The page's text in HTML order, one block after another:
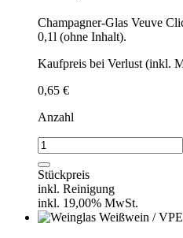
Champagner-Glas Veuve
0,1l (ohne Inhalt).
Kaufpreis bei Verlust (inkl.
0,65 €
Anzahl
Champagner-
Glas
von
Veuve
Clicquot
einzeln
Stückpreis
inkl. Reinigung
inkl. 19,00% MwSt.